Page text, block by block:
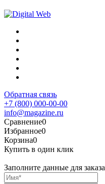
Обратная связь
+7 (800) 000-00-00
info@magazine.ru
Сравнение0
Избранное0
Корзина0
Купить в один клик
Заполните данные для заказа